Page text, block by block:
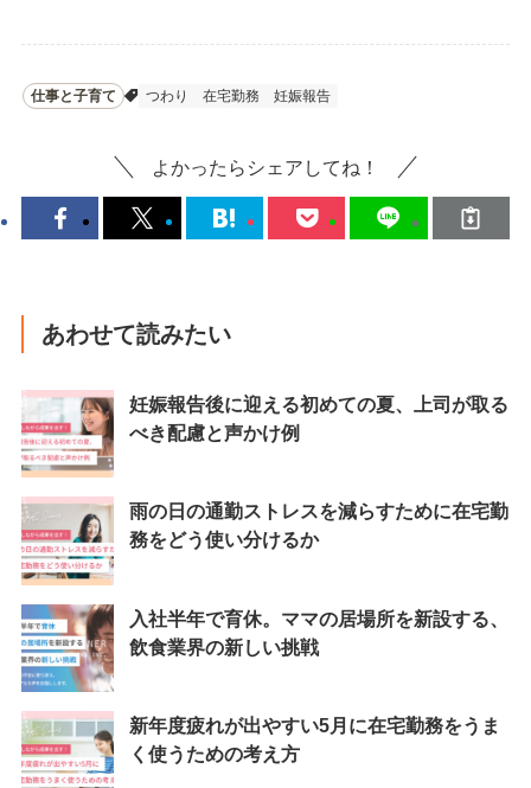
仕事と子育て つわり 在宅勤務 妊娠報告
よかったらシェアしてね！
あわせて読みたい
妊娠報告後に迎える初めての夏、上司が取る
べき配慮と声かけ例
雨の日の通勤ストレスを減らすために在宅勤
務をどう使い分けるか
入社半年で育休。ママの居場所を新設する、
飲食業界の新しい挑戦
新年度疲れが出やすい5月に在宅勤務をうま
く使うための考え方